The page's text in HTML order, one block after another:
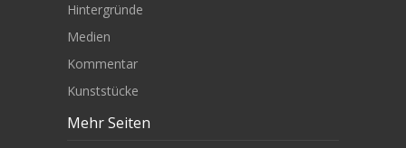
Hintergründe
Medien
Kommentar
Kunststücke
Mehr Seiten